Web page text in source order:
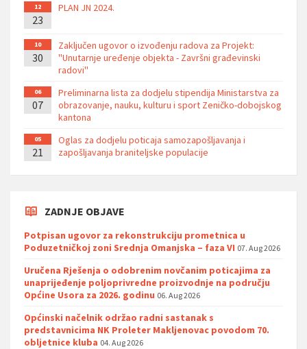
12
23
PLAN JN 2024.
10
30
Zaključen ugovor o izvođenju radova za Projekt:
''Unutarnje uređenje objekta - Završni građevinski
radovi''
06
07
Preliminarna lista za dodjelu stipendija Ministarstva za
obrazovanje, nauku, kulturu i sport Zeničko-dobojskog
kantona
05
21
Oglas za dodjelu poticaja samozapošljavanja i
zapošljavanja braniteljske populacije
ZADNJE OBJAVE
Potpisan ugovor za rekonstrukciju prometnica u
Poduzetničkoj zoni Srednja Omanjska – faza VI 07. Aug 2026
Uručena Rješenja o odobrenim novčanim poticajima za
unaprijeđenje poljoprivredne proizvodnje na području
Općine Usora za 2026. godinu 06. Aug 2026
Općinski načelnik održao radni sastanak s
predstavnicima NK Proleter Makljenovac povodom 70.
obljetnice kluba 04. Aug 2026